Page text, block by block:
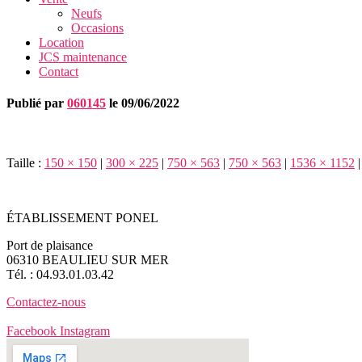
Neufs
Occasions
Location
JCS maintenance
Contact
Publié par 060145 le 09/06/2022
Taille : 150 × 150 | 300 × 225 | 750 × 563 | 750 × 563 | 1536 × 1152 |
ÉTABLISSEMENT PONEL
Port de plaisance
06310 BEAULIEU SUR MER
Tél. : 04.93.01.03.42
Contactez-nous
Facebook Instagram